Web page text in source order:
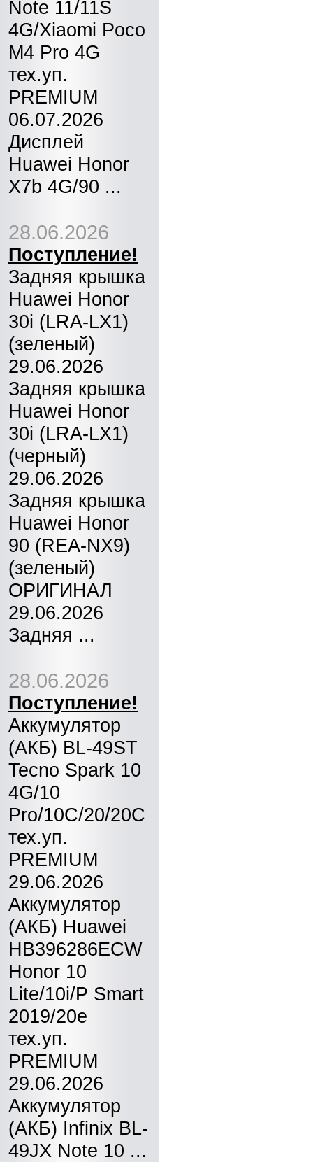
Note 11/11S
4G/Xiaomi Poco
M4 Pro 4G
тех.уп.
PREMIUM
06.07.2026
Дисплей
Huawei Honor
X7b 4G/90 ...
28.06.2026
Поступление!
Задняя крышка
Huawei Honor
30i (LRA-LX1)
(зеленый)
29.06.2026
Задняя крышка
Huawei Honor
30i (LRA-LX1)
(черный)
29.06.2026
Задняя крышка
Huawei Honor
90 (REA-NX9)
(зеленый)
ОРИГИНАЛ
29.06.2026
Задняя ...
28.06.2026
Поступление!
Аккумулятор
(АКБ) BL-49ST
Tecno Spark 10
4G/10
Pro/10C/20/20C
тех.уп.
PREMIUM
29.06.2026
Аккумулятор
(АКБ) Huawei
HB396286ECW
Honor 10
Lite/10i/P Smart
2019/20e
тех.уп.
PREMIUM
29.06.2026
Аккумулятор
(АКБ) Infinix BL-
49JX Note 10 ...